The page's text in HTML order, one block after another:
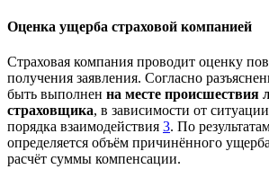
Оценка ущерба страховой компанией
Страховая компания проводит оценку
получения заявления. Согласно
быть выполнен на месте происшествия
страховщика, в зависимости от
порядка взаимодействия 3. По
определяется объём причинённого
расчёт суммы компенсации.